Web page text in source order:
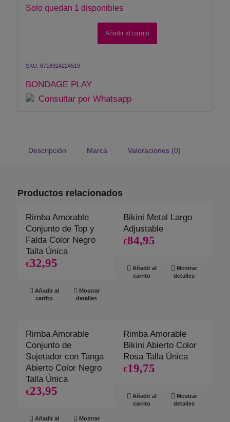
Solo quedan 1 disponibles
Añadir al carrito
SKU: 8718924224519
BONDAGE PLAY
Consultar por Whatsapp
Descripción Marca Valoraciones (0)
Productos relacionados
Rimba Amorable
Conjunto de Top y
Falda Color Negro
Talla Única
€32,95
Añadir al
carrito
Mostrar
detalles
Bikini Metal Largo
Adjustable
€84,95
Añadir al
carrito
Mostrar
detalles
Rimba Amorable
Conjunto de
Sujetador con Tanga
Abierto Color Negro
Talla Única
€23,95
Añadir al
Mostrar
Rimba Amorable
Bikini Abierto Color
Rosa Talla Única
€19,75
Añadir al
carrito
Mostrar
detalles